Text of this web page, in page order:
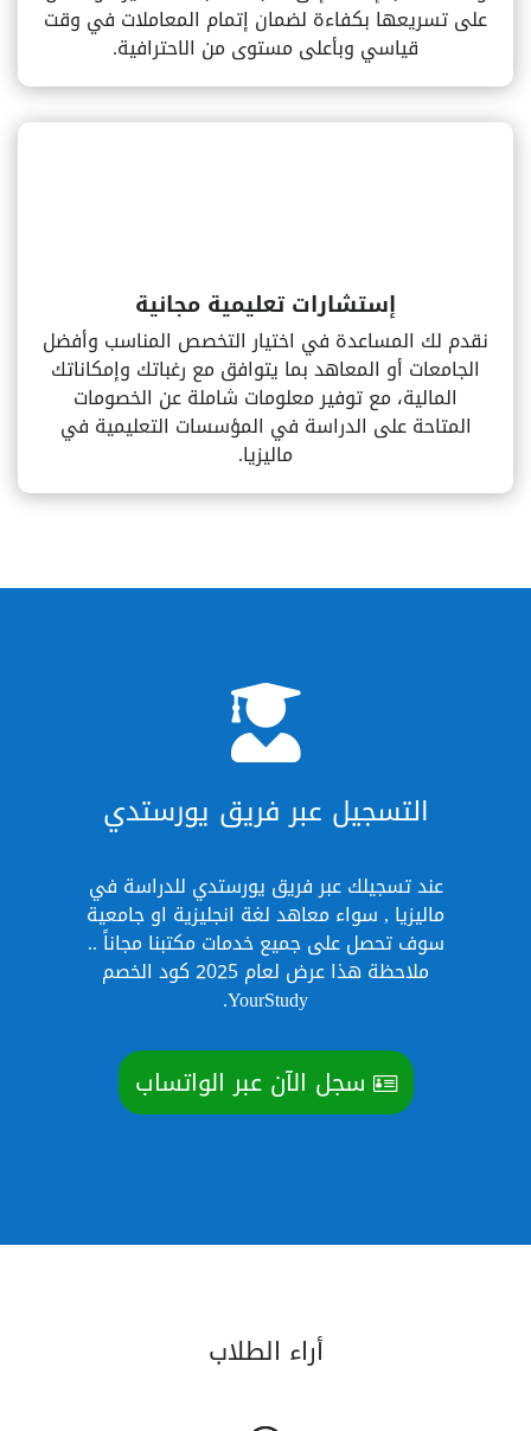
على تسريعها بكفاءة لضمان إتمام المعاملات في وقت
قياسي وبأعلى مستوى من الاحترافية.
إستشارات تعليمية مجانية
نقدم لك المساعدة في اختيار التخصص المناسب وأفضل
الجامعات أو المعاهد بما يتوافق مع رغباتك وإمكاناتك
المالية، مع توفير معلومات شاملة عن الخصومات
المتاحة على الدراسة في المؤسسات التعليمية في
ماليزيا.

التسجيل عبر فريق يورستدي
عند تسجيلك عبر فريق يورستدي للدراسة في
ماليزيا , سواء معاهد لغة انجليزية او جامعية
سوف تحصل على جميع خدمات مكتبنا مجاناً ..
ملاحظة هذا عرض لعام 2025 كود الخصم
YourStudy.
سجل الآن عبر الواتساب
أراء الطلاب